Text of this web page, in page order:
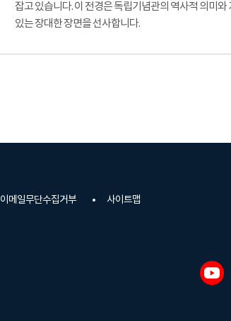
잡고 있습니다. 이 전경은 독립기념관의 역사적 의미
있는 장대한 장면을 선사합니다.
이메일무단수집거부 사이트맵